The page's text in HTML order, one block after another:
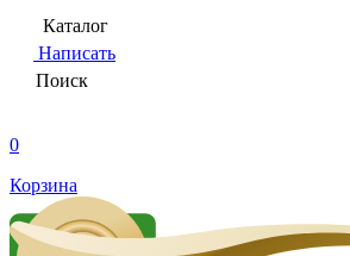
Каталог
Написать
Поиск
0
Корзина